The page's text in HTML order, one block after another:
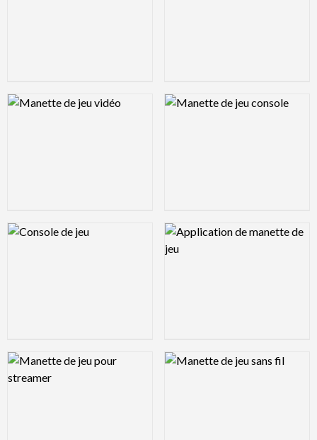
Logo Preview Image Logo Preview Image
Logo Preview Image Logo Preview Image
Logo Preview Image Logo Preview Image